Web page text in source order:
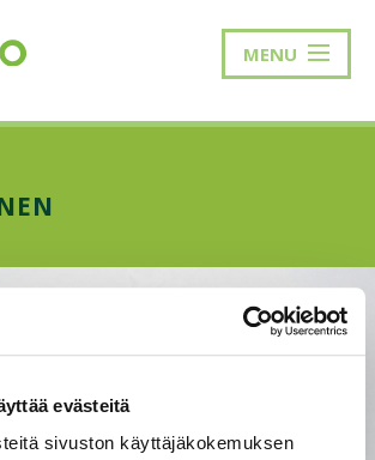
evästeitä
sivuston käyttäjäkokemuksen
MENU